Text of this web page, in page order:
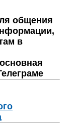
общения
в